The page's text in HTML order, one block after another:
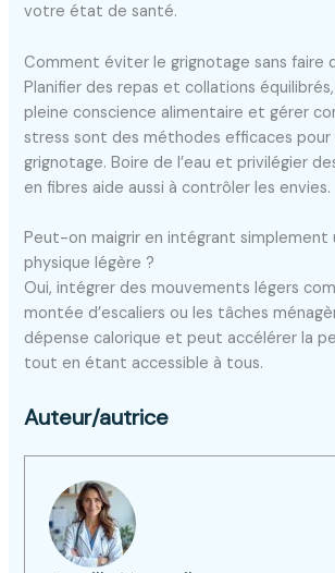
votre état de santé.
Comment éviter le grignotage sans faire
Planifier des repas et collations
pleine conscience alimentaire et gérer
stress sont des méthodes efficaces pour
grignotage. Boire de l’eau et privilégier
en fibres aide aussi à contrôler les envies.
Peut-on maigrir en intégrant simplement
physique légère ?
Oui, intégrer des mouvements légers
montée d’escaliers ou les tâches
dépense calorique et peut accélérer la
tout en étant accessible à tous.
Auteur/autrice